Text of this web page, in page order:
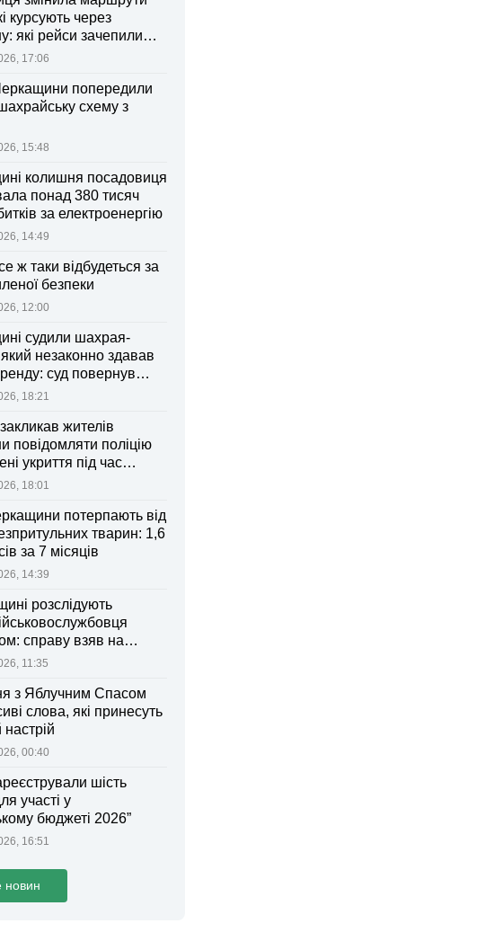
курсують через
які рейси зачепили
17:06
попередили
схему з
15:48
колишня посадовиця
понад 380 тисяч
за електроенергію
14:49
ж таки відбудеться за
безпеки
12:00
судили шахрая-
незаконно здавав
суд повернув
18:21
жителів
повідомляти поліцію
укриття під час
18:01
потерпають від
тварин: 1,6
за 7 місяців
14:39
розслідують
справу взяв на
11:35
з Яблучним Спасом
слова, які принесуть
00:40
шість
участі у
бюджеті 2026”
16:51
новин